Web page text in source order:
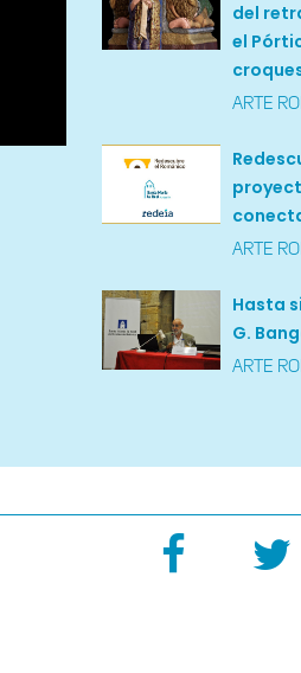
del
el
ARTE
ARTE
Hasta
G.
ARTE